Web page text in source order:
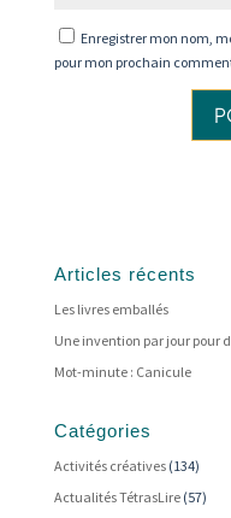
Enregistrer mon nom,
pour mon prochain
Articles récents
Les livres emballés
Une invention par jour pour
Mot-minute : Canicule
Catégories
Activités créatives(134)
Actualités TétrasLire(57)